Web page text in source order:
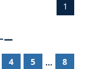
1
ー
4 5 ... 8